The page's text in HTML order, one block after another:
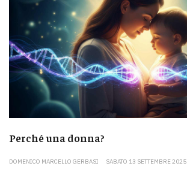
Perché una donna?
DOMENICO MARCELLO GERBASI SABATO 13 SETTEMBRE 2025